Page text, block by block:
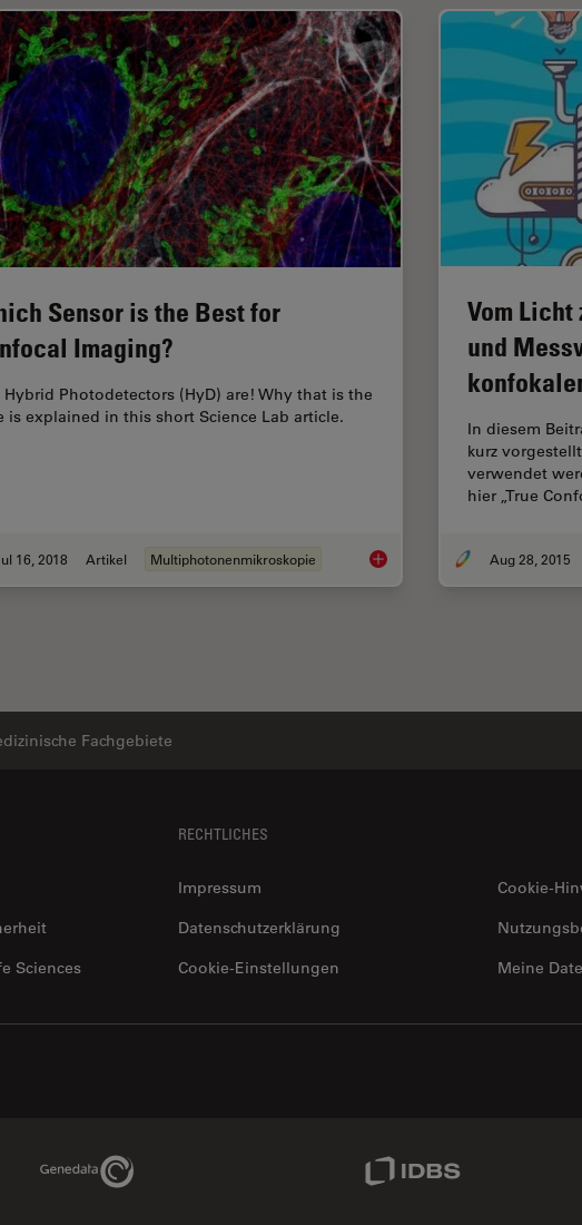
Sensor is the Best for
Imaging?
Hybrid Photodetectors (HyD) are! Why that is the
is explained in this short Science Lab article.
16, 2018 Artikel Multiphotonenmikroskopie Which Sensor is the Best for
Vom Licht
und
In diesem
kurz
verwendet
hier „True
Aug 28, 2015
Fachgebiete
Sciences
RECHTLICHES
Impressum
Cookie-
Datenschutzerklärung
Meine
Cookie-Einstellungen
Genedata Link IDBS Link